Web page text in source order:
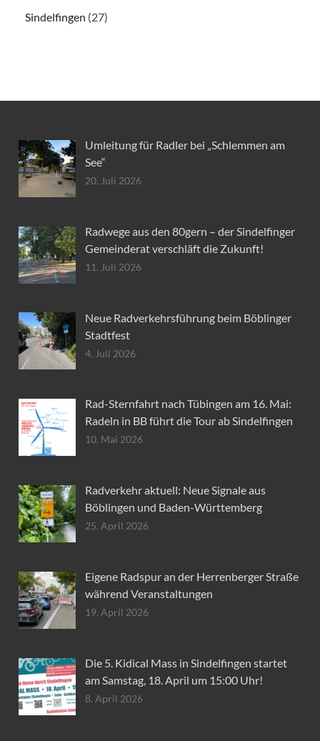
Sindelfingen (27)
Umleitung für Radler bei „Schlemmen am
See“
20. Juli 2026
Radwege aus den 80gern – der Sindelfinger
Gemeinderat verschläft die Zukunft!
11. Juli 2026
Neue Radverkehrsführung beim Böblinger
Stadtfest
4. Juli 2026
Rad-Sternfahrt nach Tübingen am 16. Mai:
Radeln in BB führt die Tour ab Sindelfingen
10. Mai 2026
Radverkehr aktuell: Neue Signale aus
Böblingen und Baden-Württemberg
25. April 2026
Eigene Radspur an der Herrenberger Straße
während Veranstaltungen
19. April 2026
Die 5. Kidical Mass in Sindelfingen startet
am Samstag, 18. April um 15:00 Uhr!
8. April 2026